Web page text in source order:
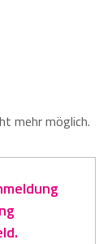
mehr möglich.